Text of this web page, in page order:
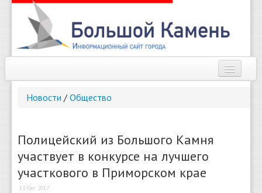
Справочник
Новости / Общество
Полицейский из Большого Камня
участвует в конкурсе на лучшего
участкового в Приморском крае
13 Окт 2017